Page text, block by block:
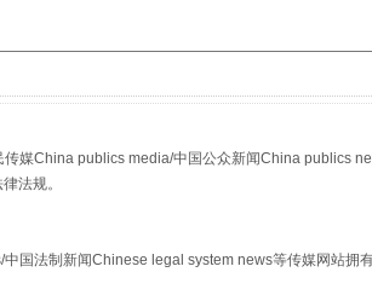
习近平的“航天情”
媒China publics media/中国公众新闻China publics
法规。
国法制新闻Chinese legal system news等传媒网站拥